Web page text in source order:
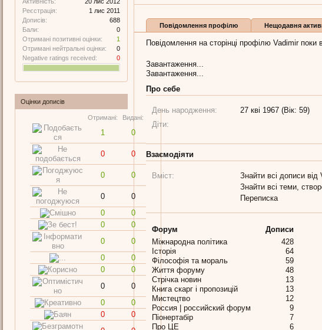
Реєстрація:
1 лис 2011
Дописів:
688
Бали:
0
Отримані позитивні оцінки:
1
Отримані нейтральні оцінки:
0
Negative ratings received:
0
Оцінки дописів
Отримані: Видані:
1 0
0 0
0 0
0
0
0
0
0
0
0
0
0
0
0
0
0
0
0
0
0
0
Повідомлення профілю Нещодавня
Повідомлення на сторінці профілю Vadimir поки
Завантаження...
Завантаження...
Про себе
День народження:
27 кві 1967 (Вік: 59)
Діти:
Взаємодіяти
Вміст:
Знайти всі дописи від
Знайти всі теми,
Переписка
Форум
Дописи
Міжнародна політика
428
Історія
64
Філософія та мораль
59
Життя форуму
48
Стрічка новин
13
Книга скарг і пропозицій
13
Мистецтво
12
Россия | российский форум
9
Піонертабір
7
Про ЦЕ
6